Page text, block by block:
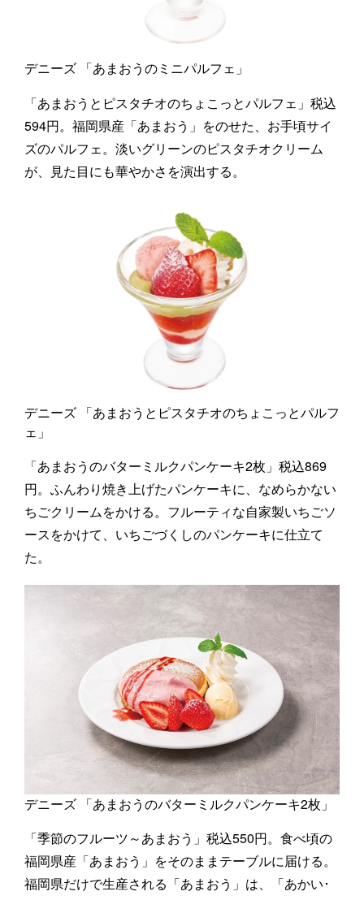
デニーズ 「あまおうのミニパルフェ」
「あまおうとピスタチオのちょこっとパルフェ」税込
594円。福岡県産「あまおう」をのせた、お手頃サイ
ズのパルフェ。淡いグリーンのピスタチオクリーム
が、見た目にも華やかさを演出する。
デニーズ 「あまおうとピスタチオのちょこっとパルフ
ェ」
「あまおうのバターミルクパンケーキ2枚」税込869
円。ふんわり焼き上げたパンケーキに、なめらかない
ちごクリームをかける。フルーティな自家製いちごソ
ースをかけて、いちごづくしのパンケーキに仕立て
た。
デニーズ 「あまおうのバターミルクパンケーキ2枚」
「季節のフルーツ～あまおう」税込550円。食べ頃の
福岡県産「あまおう」をそのままテーブルに届ける。
福岡県だけで生産される「あまおう」は、「あかい･